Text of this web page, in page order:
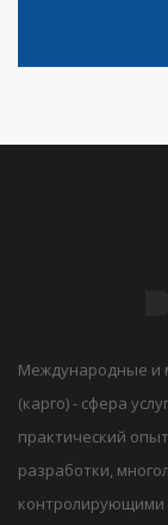
Международные и
(карго) - сфера
практический
разработки,
контролирующими